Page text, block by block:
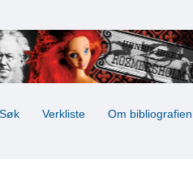
Søk Verkliste Om bibliografien